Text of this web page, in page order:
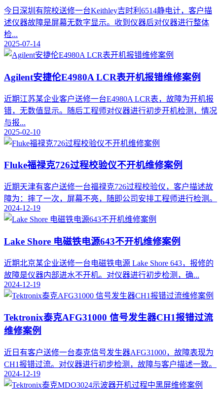
今日深圳有院校送修一台Keithley吉时利6514静电计，客户描
述仪器故障是屏幕无数字显示。收到仪器后对仪器进行整体
检...
2025-07-14
Agilent安捷伦E4980A LCR表开机报错维修案例
近期江苏某企业客户送修一台E4980A LCR表，故障为开机报
错，无数值显示。随后工程师对仪器进行初步开机检测，情况
与报...
2025-02-10
Fluke福禄克726过程校验仪不开机维修案例
近期天津有客户送修一台福禄克726过程校验仪，客户描述故
障为：摔了一次，屏幕不亮，随即公司安排工程师进行检测。
2024-12-19
Lake Shore 电磁铁电源643不开机维修案例
​近期北京某企业送修一台电磁铁电源 Lake Shore 643，报修的
故障是仪器内部进水不开机。对仪器进行初步检测，确...
2024-12-19
Tektronix泰克AFG31000 信号发生器CH1报错过流
维修案例
近日有客户送修一台泰克信号发生器AFG31000，故障表现为
CH1报错过流。对仪器进行初步检测，故障与客户描述一致。
2024-12-19